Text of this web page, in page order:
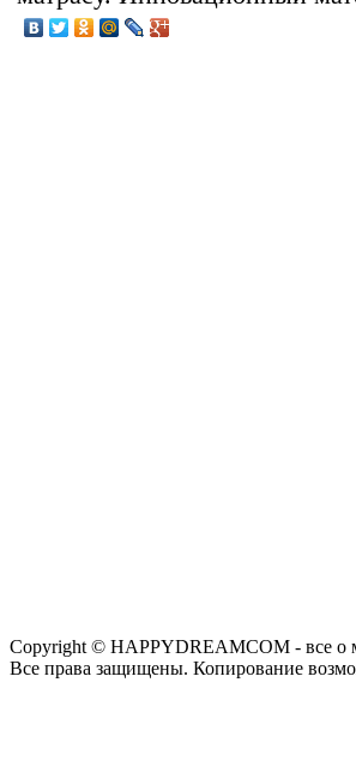
Copyright © HAPPYDREAMCOM - все о
Все права защищены. Копирование